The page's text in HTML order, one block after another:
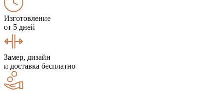
Изготовление
от 5 дней
Замер, дизайн
и доставка бесплатно